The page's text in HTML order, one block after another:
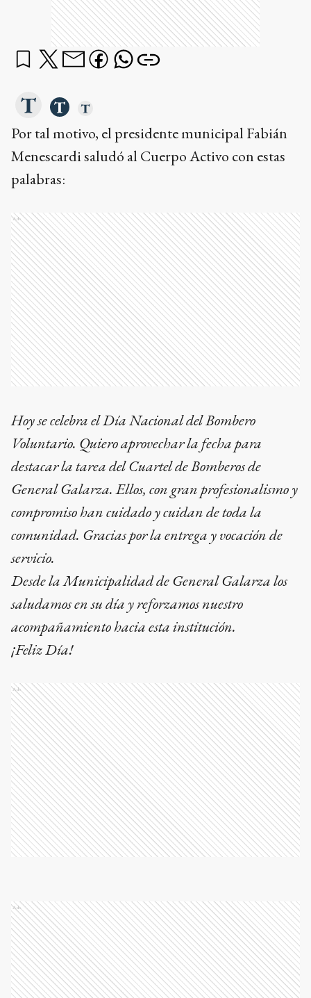
Por tal motivo, el presidente municipal Fabián
Menescardi saludó al Cuerpo Activo con estas
palabras:
Ads
Hoy se celebra el Día Nacional del Bombero
Voluntario. Quiero aprovechar la fecha para
destacar la tarea del Cuartel de Bomberos de
General Galarza. Ellos, con gran profesionalismo y
compromiso han cuidado y cuidan de toda la
comunidad. Gracias por la entrega y vocación de
servicio.
Desde la Municipalidad de General Galarza los
saludamos en su día y reforzamos nuestro
acompañamiento hacia esta institución.
¡Feliz Día!
Ads
Ads